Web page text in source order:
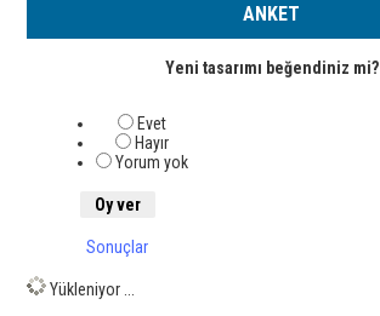
ANKET
Yeni tasarımı beğendiniz mi?
Evet
Hayır
Yorum yok
Sonuçlar
Yükleniyor ...